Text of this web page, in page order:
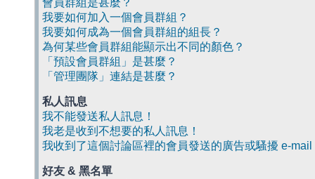
會員群組是甚麼？
我要如何加入一個會員群組？
我要如何成為一個會員群組的組長？
為何某些會員群組能顯示出不同的顏色？
「預設會員群組」是甚麼？
「管理團隊」連結是甚麼？
私人訊息
我不能發送私人訊息！
我老是收到不想要的私人訊息！
我收到了這個討論區裡的會員發送的廣告或騷擾 e-mail
好友 & 黑名單